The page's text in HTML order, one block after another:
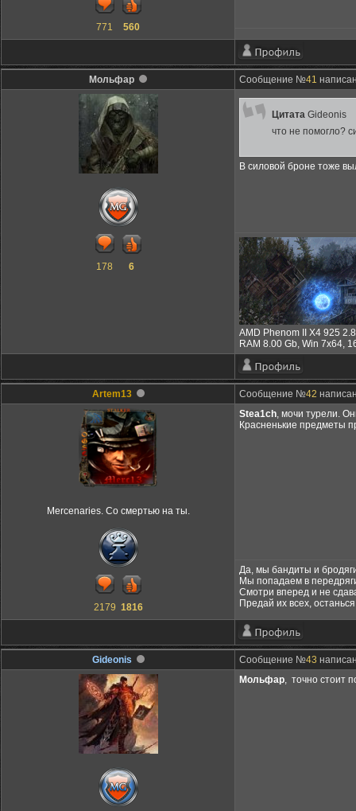
771 560
Мольфар Сообщение №41
178 6
Цитата Gideonis
что не помогло?
В силовой броне тоже
AMD Phenom II X4 925
RAM 8.00 Gb, Win 7x64,
Artem13 Сообщение №42
Mercenaries. Со смертью на ты.
2179 1816
Stea1ch, мочи турели.
Красненькие предметы
Да, мы бандиты и
Мы попадаем в
Смотри вперед и не
Предай их всех,
Gideonis Сообщение №43
Мольфар, точно стоит